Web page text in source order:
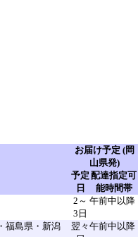
お届け予定 (岡
山県発)
予定
日
配達指定可
能時間帯
2～
3日
午前中以降
福島県・新潟
翌々 午前中以降